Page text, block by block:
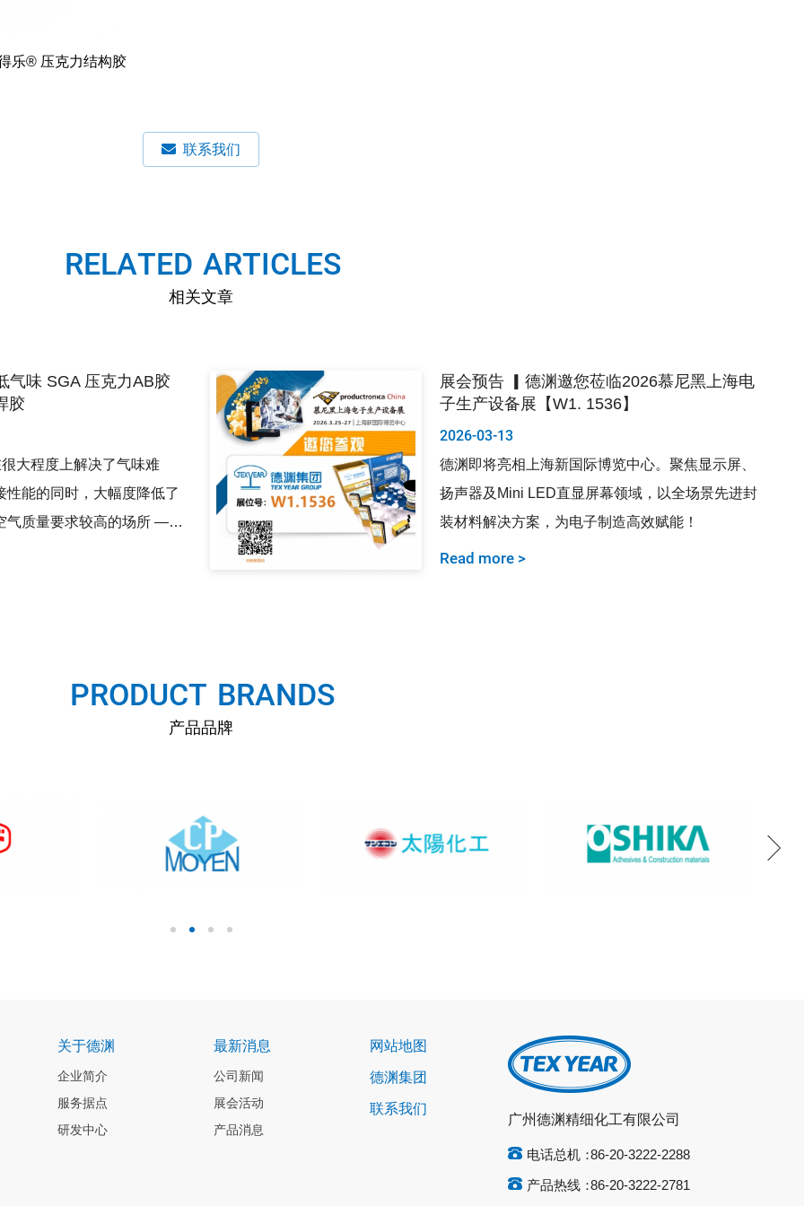
乐® 压克力结构胶
联系我们
RELATED ARTICLES
相关文章
气味 SGA 压克力AB胶
胶
大程度上解决了气味难
性能的同时，大幅度降低了
气质量要求较高的场所 ——
展会预告 ▎德渊邀您莅临2026慕尼黑上海电
子生产设备展【W1. 1536】
2026-03-13
德渊即将亮相上海新国际博览中心。聚焦显示屏、
扬声器及Mini LED直显屏幕领域，以全场景先进封
装材料解决方案，为电子制造高效赋能！
Read more >
PRODUCT BRANDS
产品品牌
广州德渊精细化工有限公司
电话总机：86-20-3222-2288
产品热线：86-20-3222-2781
关于德渊
企业简介
服务据点
研发中心
最新消息
公司新闻
展会活动
产品消息
网站地图
德渊集团
联系我们